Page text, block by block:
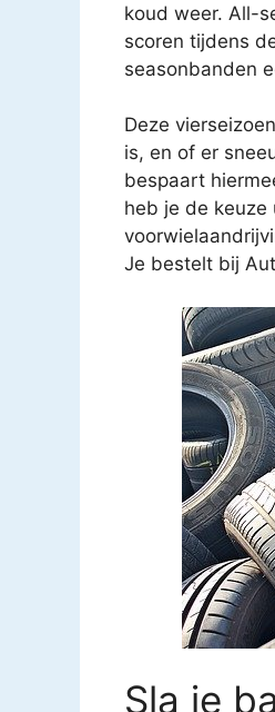
koud weer. All-
scoren tijdens
seasonbanden
Deze
is, en of er
bespaart
heb je de keuze
Je bestelt bij
Sla je